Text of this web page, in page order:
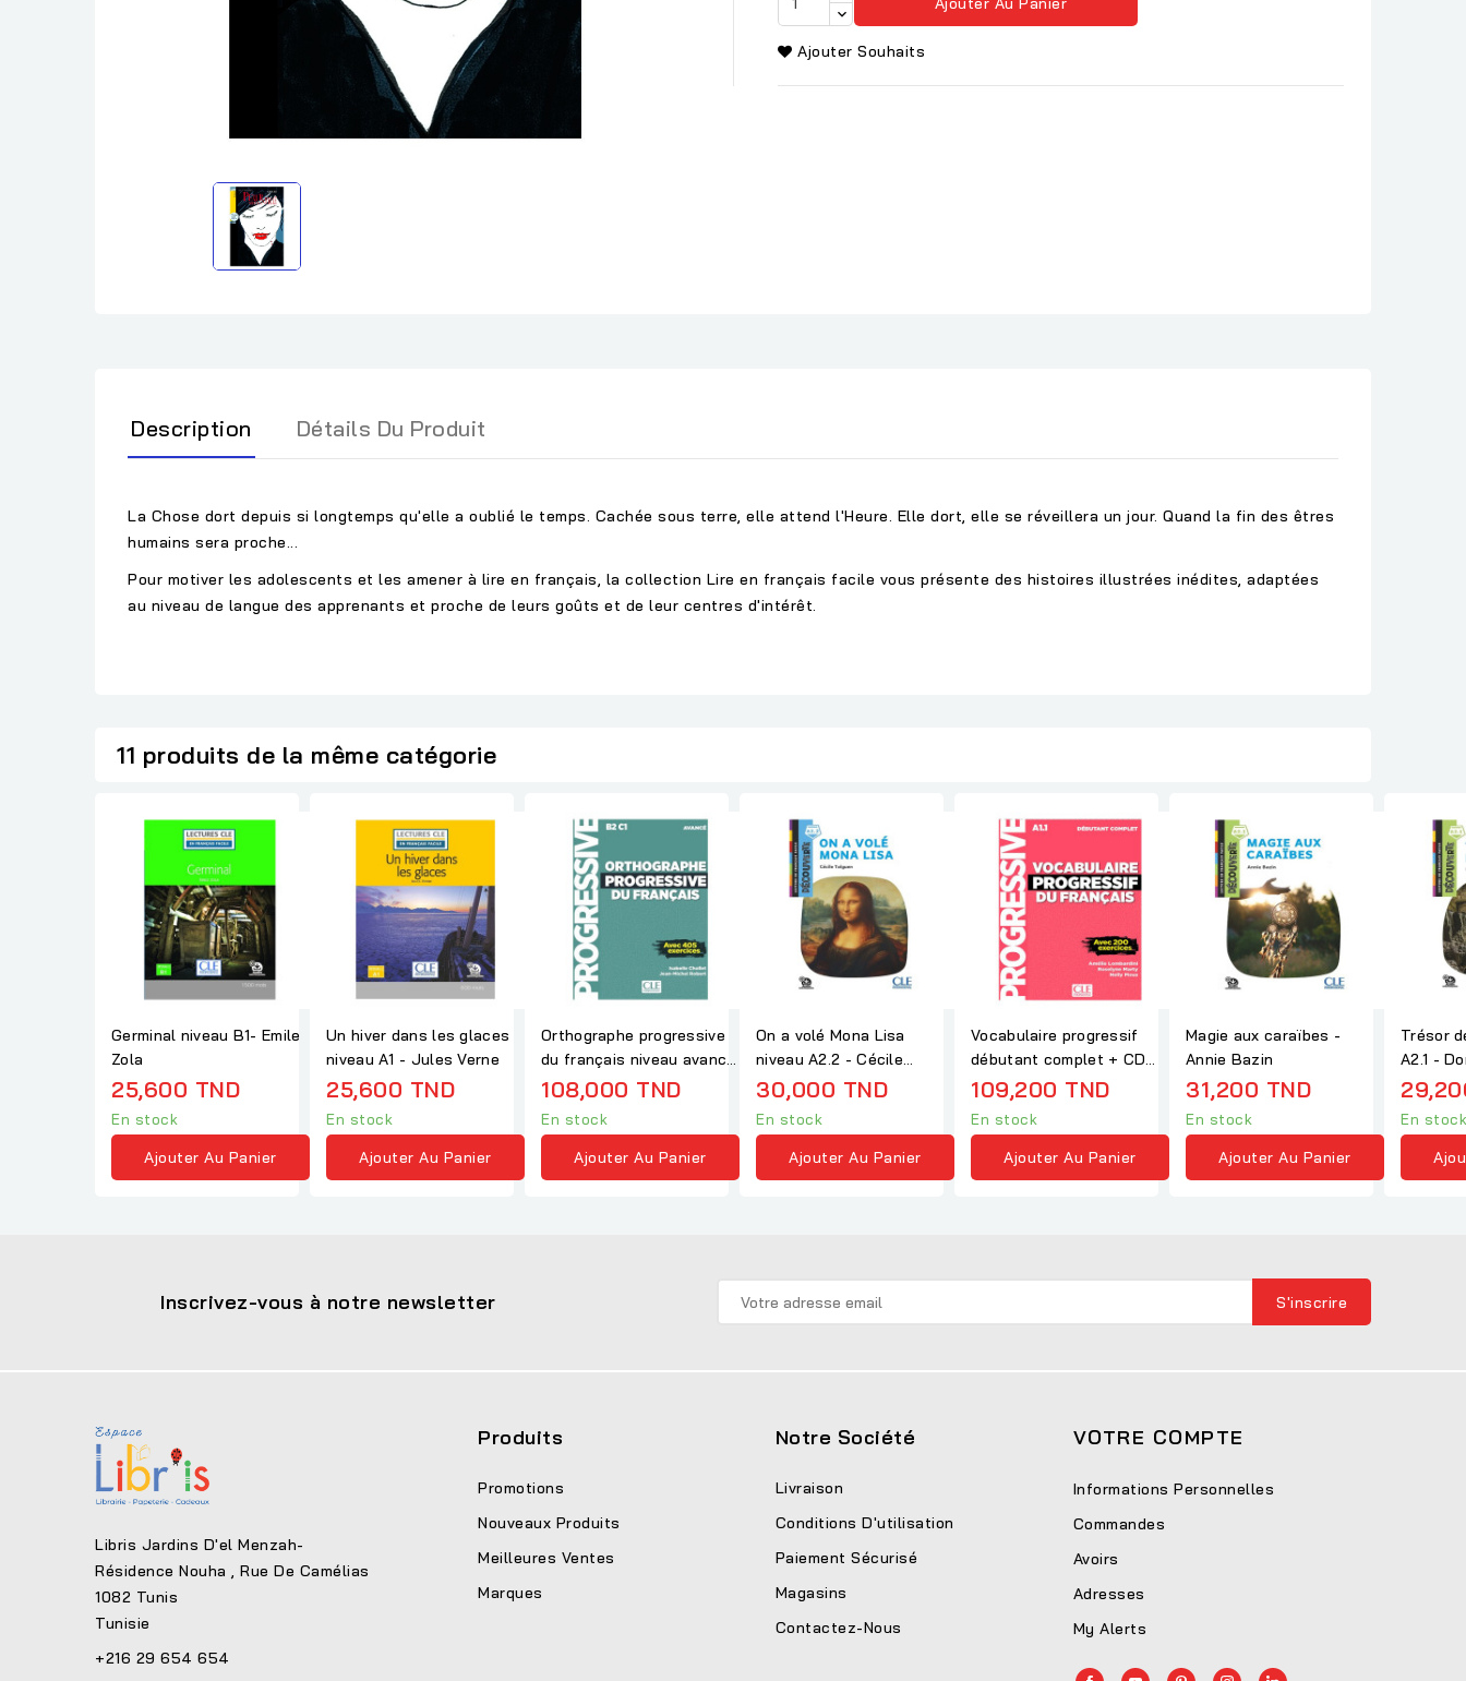
Ajouter Souhaits
Description Détails Du Produit
La Chose dort depuis si longtemps qu'elle a oublié le temps. Cachée sous terre, elle attend l'Heure. Elle dort, elle se réveillera un jour. Quand la fin des êtres
humains sera proche...
Pour motiver les adolescents et les amener à lire en français, la collection Lire en français facile vous présente des histoires illustrées inédites, adaptées
au niveau de langue des apprenants et proche de leurs goûts et de leur centres d'intérêt.
11 produits de la même catégorie
Germinal niveau B1- Emile
Zola
25,600 TND
En stock
Ajouter Au Panier
Un hiver dans les glaces
niveau A1 - Jules Verne
25,600 TND
En stock
Ajouter Au Panier
Orthographe progressive
du français niveau avancé
+ CD (NC)
108,000 TND
En stock
Ajouter Au Panier
On a volé Mona Lisa
niveau A2.2 - Cécile
Talguen
30,000 TND
En stock
Ajouter Au Panier
Vocabulaire progressif
débutant complet + CD
nouvelle couverture
109,200 TND
En stock
Ajouter Au Panier
Magie aux caraïbes -
Annie Bazin
31,200 TND
En stock
Ajouter Au Panier
Trésor
A2.1 -
En stock
Inscrivez-vous à notre newsletter
Libris Jardins D'el Menzah-
Résidence Nouha , Rue De Camélias
1082 Tunis
Tunisie
+216 29 654 654
Produits
Promotions
Nouveaux Produits
Meilleures Ventes
Marques
Notre Société
Livraison
Conditions D'utilisation
Paiement Sécurisé
Magasins
Contactez-Nous
VOTRE COMPTE
Informations Personnelles
Commandes
Avoirs
Adresses
My Alerts